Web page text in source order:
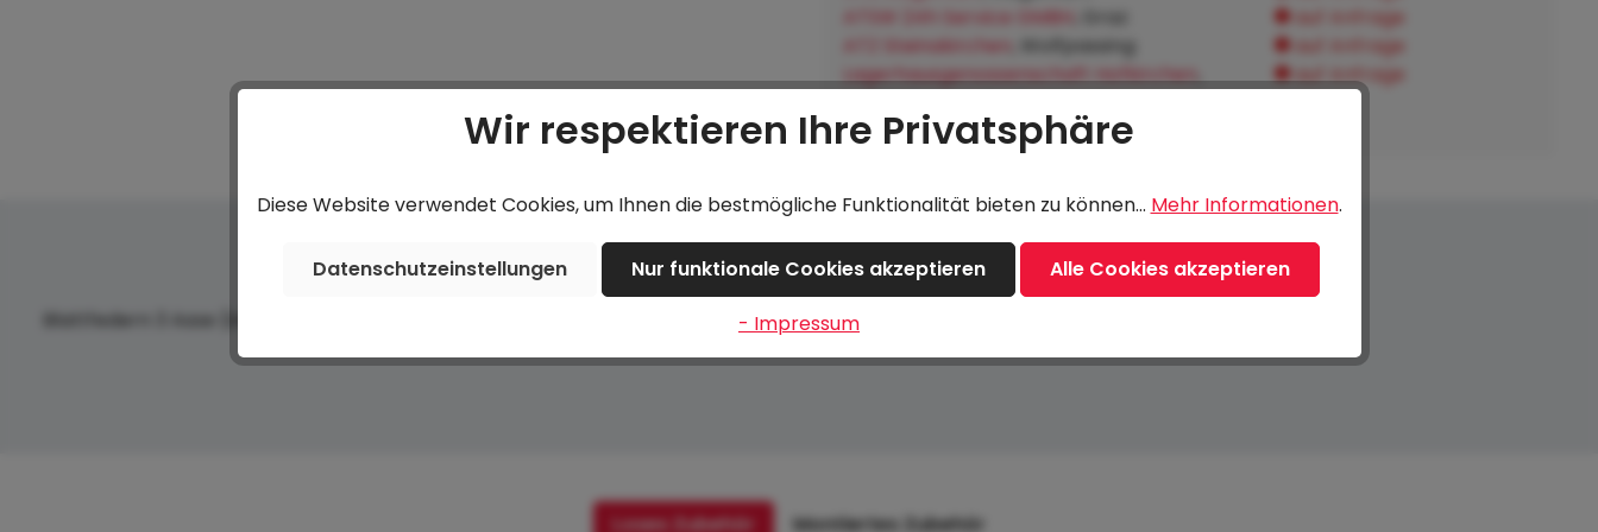
ATSW 24h Service GMBH
auf Anfrage
ATZ Steinakirchen
, Wolfpassing:
auf Anfrage
Lagerhausgenossenschaft Hofkirchen,
auf Anfrage
Beschreibung Bewertungen
Blattfedern 3 Asse (inkl. Stoßdämpfer)
Loses Zubehör Montiertes Zubehör
Wir respektieren Ihre Privatsphäre
Diese Website verwendet Cookies, um Ihnen die bestmögliche Funktionalität bieten zu können... Mehr Informationen.
Datenschutzeinstellungen Nur funktionale Cookies akzeptieren Alle Cookies akzeptieren
- Impressum